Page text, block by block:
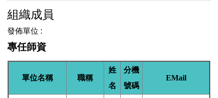
組織成員
發佈單位 :
專任師資
單位名稱 職稱
姓
名
分機
號碼
EMail